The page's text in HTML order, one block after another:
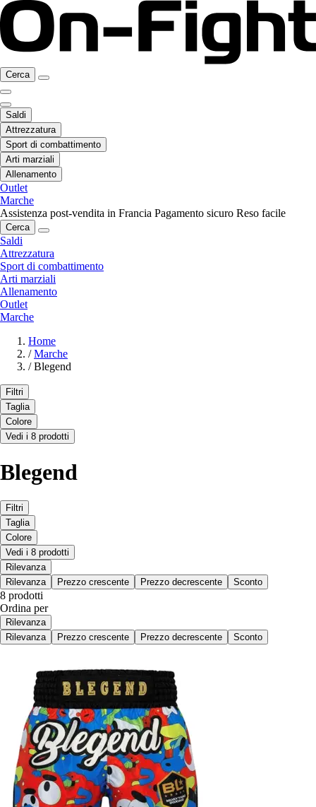
Cerca
Saldi
Attrezzatura
Sport di combattimento
Arti marziali
Allenamento
Outlet
Marche
Assistenza post-vendita in Francia Pagamento sicuro Reso facile
Cerca
Saldi
Attrezzatura
Sport di combattimento
Arti marziali
Allenamento
Outlet
Marche
Home
/ Marche
/ Blegend
Filtri
Taglia
Colore
Vedi i 8 prodotti
Blegend
Filtri
Taglia
Colore
Vedi i 8 prodotti
Rilevanza
Rilevanza
Prezzo crescente Prezzo decrescente Sconto
8 prodotti
Ordina per
Rilevanza
Rilevanza
Prezzo crescente Prezzo decrescente Sconto